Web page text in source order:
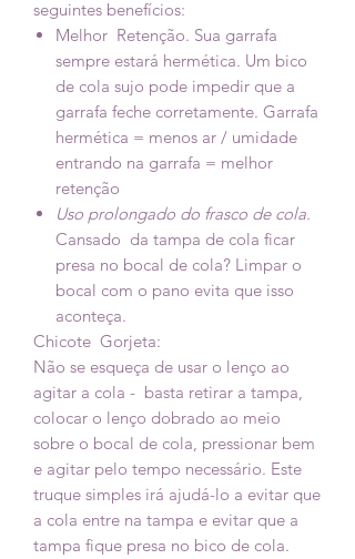
seguintes benefícios:
Melhor Retenção. Sua garrafa
sempre estará hermética. Um bico
de cola sujo pode impedir que a
garrafa feche corretamente. Garrafa
hermética = menos ar / umidade
entrando na garrafa = melhor
retenção
Uso prolongado do frasco de cola.
Cansado da tampa de cola ficar
presa no bocal de cola? Limpar o
bocal com o pano evita que isso
aconteça.
Chicote Gorjeta:
Não se esqueça de usar o lenço ao
agitar a cola - basta retirar a tampa,
colocar o lenço dobrado ao meio
sobre o bocal de cola, pressionar bem
e agitar pelo tempo necessário. Este
truque simples irá ajudá-lo a evitar que
a cola entre na tampa e evitar que a
tampa fique presa no bico de cola.